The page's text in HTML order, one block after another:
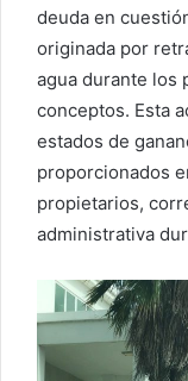
deuda en
originada por
agua durante los
conceptos. Esta
estados de
proporcionados
propietarios,
administrativa